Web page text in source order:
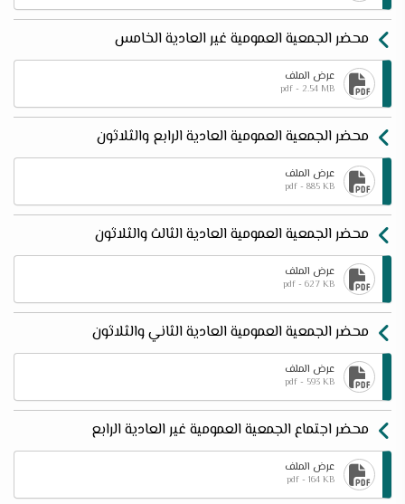
محضر الجمعية العمومية غير العادية الخامس
عرض الملف
pdf - 2.54 MB
محضر الجمعية العمومية العادية الرابع والثلاثون
عرض الملف
pdf - 885 KB
محضر الجمعية العمومية العادية الثالث والثلاثون
عرض الملف
pdf - 627 KB
محضر الجمعية العمومية العادية الثاني والثلاثون
عرض الملف
pdf - 593 KB
محضر اجتماع الجمعية العمومية غير العادية الرابع
عرض الملف
pdf - 164 KB